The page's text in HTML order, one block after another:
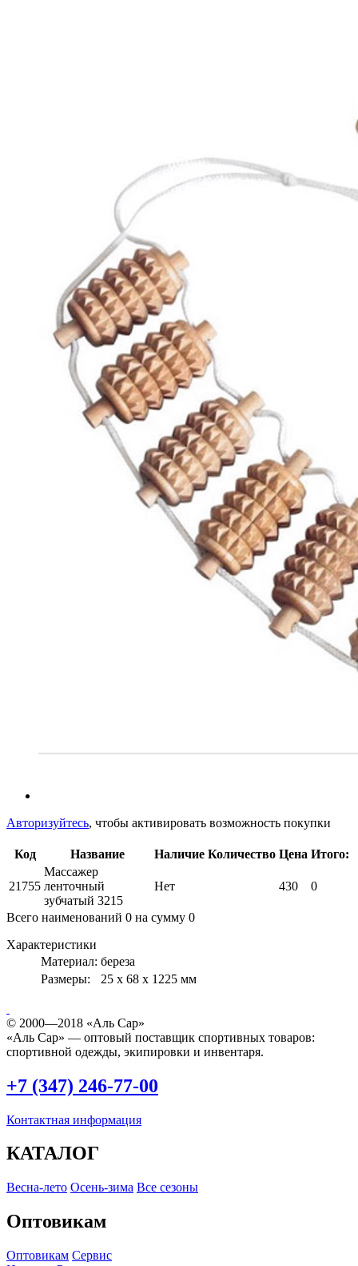
Авторизуйтесь, чтобы активировать возможность покупки
Код Название Наличие Количество Цена Итого:
21755
Массажер
ленточный
зубчатый 3215
Нет 430 0
Всего наименований 0 на сумму 0
Характеристики
Материал: береза
Размеры:
25 x 68 x 1225 мм
© 2000—2018 «Аль Сар»
«Аль Сар» — оптовый поставщик спортивных товаров:
спортивной одежды, экипировки и инвентаря.
+7 (347) 246-77-00
Контактная информация
КАТАЛОГ
Весна-лето Осень-зима Все сезоны
Оптовикам
Оптовикам Сервис